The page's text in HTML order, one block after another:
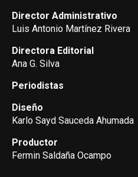
Director Administrativo
Luis Antonio Martínez Rivera
Directora Editorial
Ana G. Silva
Periodistas
Diseño
Karlo Sayd Sauceda Ahumada
Productor
Fermin Saldaña Ocampo